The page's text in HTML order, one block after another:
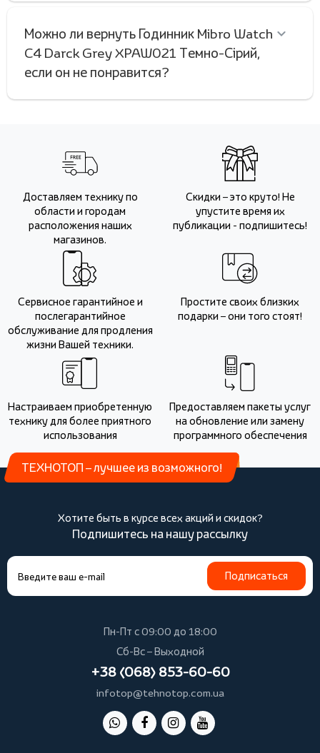
Можно ли вернуть Годинник Mibro Watch
C4 Darck Grey XPAW021 Темно-Сірий,
если он не понравится?
Доставляем технику по
области и городам
расположения наших
магазинов.
Скидки – это круто! Не
упустите время их
публикации - подпишитесь!
Сервисное гарантийное и
послегарантийное
обслуживание для продления
жизни Вашей техники.
Простите своих близких
подарки – они того стоят!
Настраиваем приобретенную
технику для более приятного
использования
Предоставляем пакеты услуг
на обновление или замену
программного обеспечения
ТЕХНОТОП – лучшее из возможного!
Хотите быть в курсе всех акций и скидок?
Подпишитесь на нашу рассылку
Подписаться
Пн-Пт с 09:00 до 18:00
Сб-Вс – Выходной
+38 (068) 853-60-60
infotop@tehnotop.com.ua